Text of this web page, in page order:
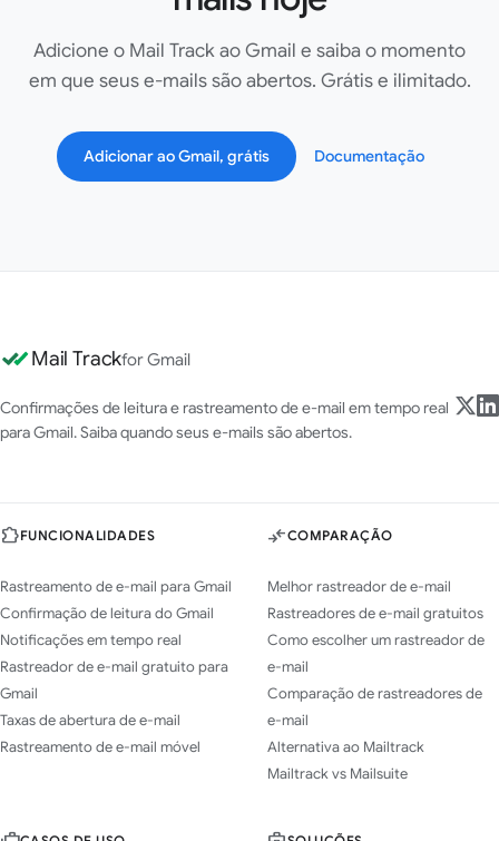
Adicione o Mail Track ao Gmail e saiba o momento
em que seus e-mails são abertos. Grátis e ilimitado.
Adicionar ao Gmail, grátis Documentação
Mail Trackfor Gmail
Confirmações de leitura e rastreamento de e-mail em tempo real
para Gmail. Saiba quando seus e-mails são abertos.
FUNCIONALIDADES
Rastreamento de e-mail para Gmail
Confirmação de leitura do Gmail
Notificações em tempo real
Rastreador de e-mail gratuito para
Gmail
Taxas de abertura de e-mail
Rastreamento de e-mail móvel
COMPARAÇÃO
Melhor rastreador de e-mail
Rastreadores de e-mail gratuitos
Como escolher um rastreador de
e-mail
Comparação de rastreadores de
e-mail
Alternativa ao Mailtrack
Mailtrack vs Mailsuite